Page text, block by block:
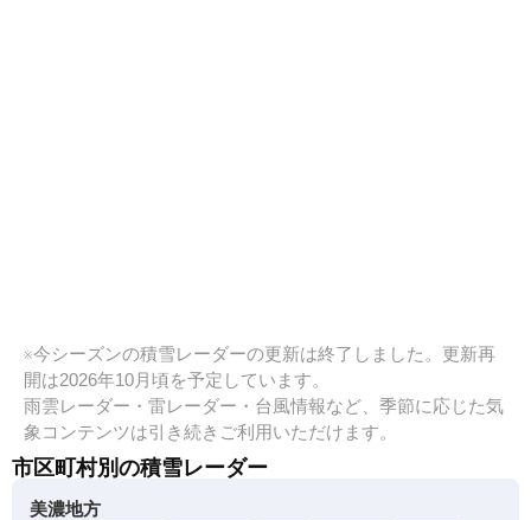
※今シーズンの積雪レーダーの更新は終了しました。更新再
開は2026年10月頃を予定しています。
雨雲レーダー・雷レーダー・台風情報など、季節に応じた気
象コンテンツは引き続きご利用いただけます。
市区町村別の積雪レーダー
美濃地方